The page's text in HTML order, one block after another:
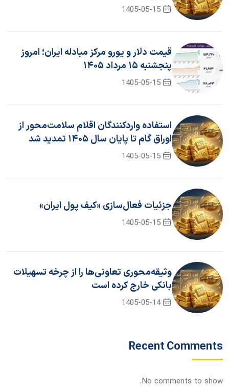
1405-05-15
قیمت دلار و یورو مرکز مبادله ایران؛ امروز
پنجشنبه ۱۵ مرداد ۱۴۰۵
1405-05-15
استفاده واردکنندگان اقلام سلامت‌محور از
اوراق گام تا پایان سال ۱۴۰۵ تمدید شد
1405-05-15
جزئیات فعال‌سازی «کیف پول ایران»
1405-05-15
وثیقه‌محوری تعاونی‌ها را از چرخه تسهیلات
بانکی خارج کرده است
1405-05-14
Recent Comments
No comments to show.